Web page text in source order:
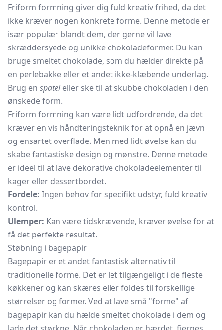
Friform formning giver dig fuld kreativ frihed, da det
ikke kræver nogen konkrete forme. Denne metode er
især populær blandt dem, der gerne vil lave
skræddersyede og unikke chokoladeformer. Du kan
bruge smeltet chokolade, som du hælder direkte på
en perlebakke eller et andet ikke-klæbende underlag.
Brug en spateleller ske til at skubbe chokoladen i den
ønskede form.
Friform formning kan være lidt udfordrende, da det
kræver en vis håndteringsteknik for at opnå en jævn
og ensartet overflade. Men med lidt øvelse kan du
skabe fantastiske design og mønstre. Denne metode
er ideel til at lave dekorative chokoladeelementer til
kager eller dessertbordet.
Fordele: Ingen behov for specifikt udstyr, fuld kreativ
kontrol.
Ulemper: Kan være tidskrævende, kræver øvelse for at
få det perfekte resultat.
Støbning i bagepapir
Bagepapir er et andet fantastisk alternativ til
traditionelle forme. Det er let tilgængeligt i de fleste
køkkener og kan skæres eller foldes til forskellige
størrelser og former. Ved at lave små "forme" af
bagepapir kan du hælde smeltet chokolade i dem og